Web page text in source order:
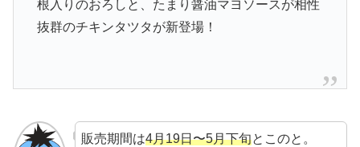
根入りのおろしと、たまり醤油マヨソースが相性
抜群のチキンタツタが新登場！
販売期間は4月19日〜5月下旬とこのと。